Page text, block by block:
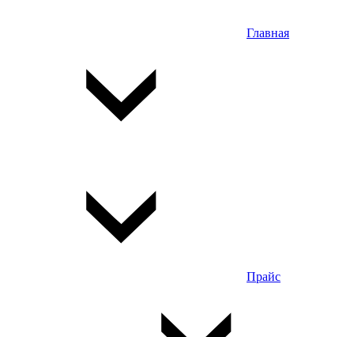
Главная
Прайс